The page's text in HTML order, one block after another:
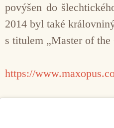
povýšen do
2014 byl také
s titulem „Master of the
https://